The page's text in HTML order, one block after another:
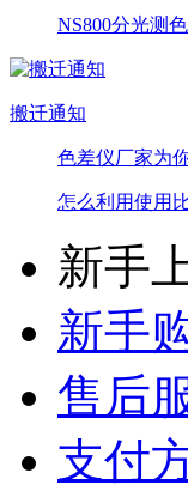
NS800分光测
搬迁通知
色差仪厂家为
怎么利用使用
新手
新手
售后
支付